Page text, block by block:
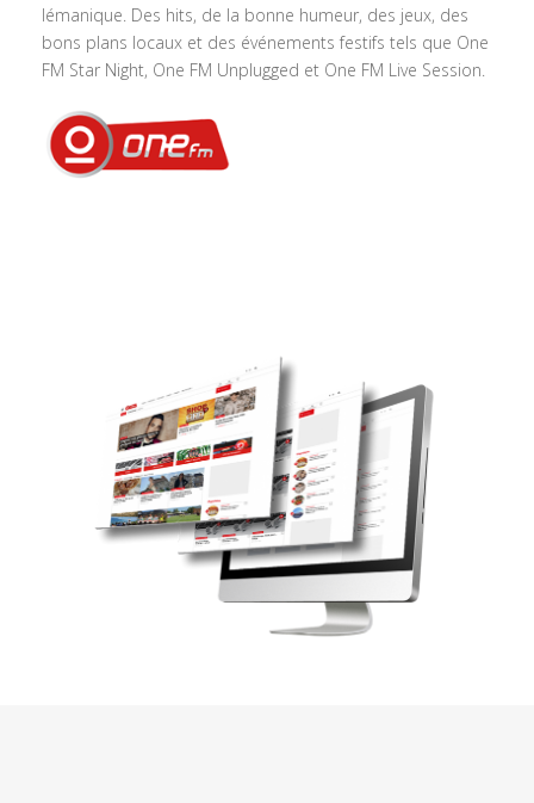
lémanique. Des hits, de la bonne humeur, des jeux, des
bons plans locaux et des événements festifs tels que One
FM Star Night, One FM Unplugged et One FM Live Session.